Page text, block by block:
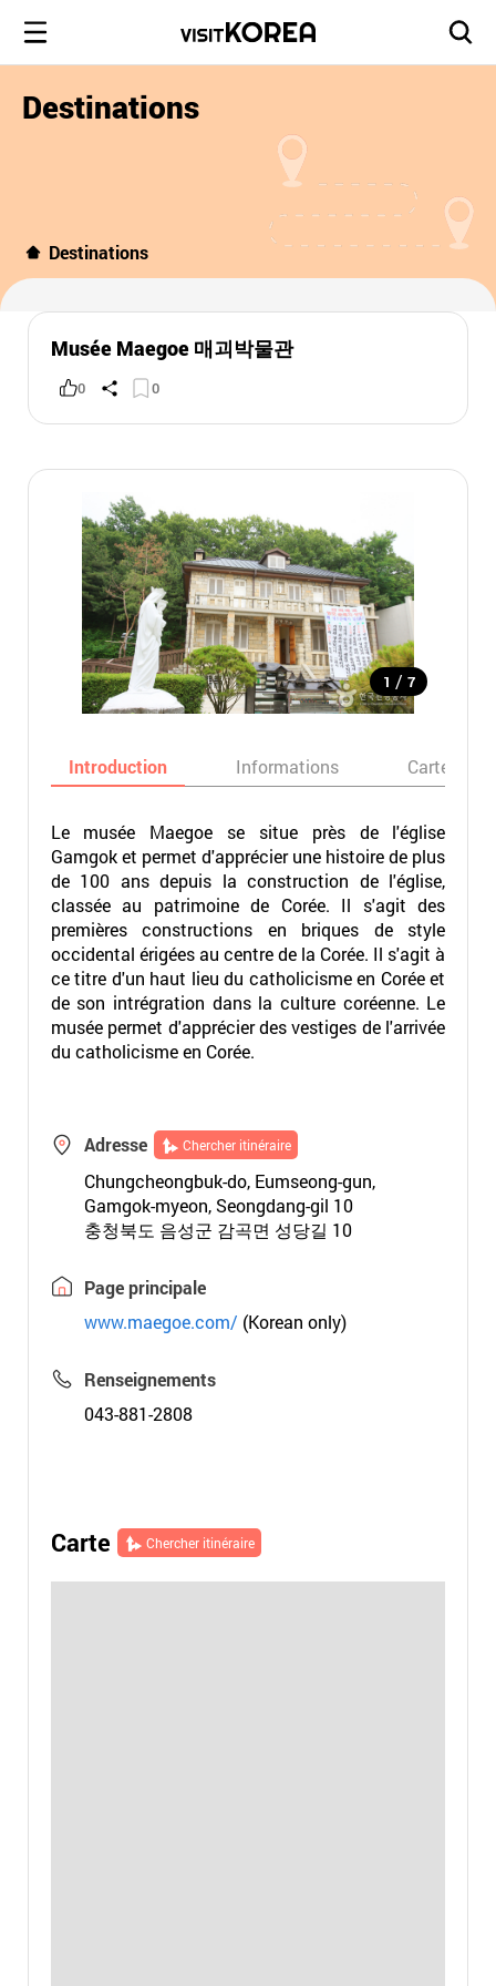
Destinations
Destinations
Musée Maegoe 매괴박물관
0 0
1 / 7
Introduction Informations Carte
Le musée Maegoe se situe près de l'église
Gamgok et permet d'apprécier une histoire de plus
de 100 ans depuis la construction de l'église,
classée au patrimoine de Corée. Il s'agit des
premières constructions en briques de style
occidental érigées au centre de la Corée. Il s'agit à
ce titre d'un haut lieu du catholicisme en Corée et
de son intrégration dans la culture coréenne. Le
musée permet d'apprécier des vestiges de l'arrivée
du catholicisme en Corée.
Adresse Chercher itinéraire
Chungcheongbuk-do, Eumseong-gun,
Gamgok-myeon, Seongdang-gil 10
충청북도 음성군 감곡면 성당길 10
Page principale
www.maegoe.com/ (Korean only)
Renseignements
043-881-2808
Carte Chercher itinéraire